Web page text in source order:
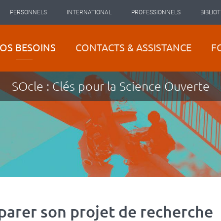
PERSONNELS INTERNATIONAL PROFESSIONNELS
BESOINS CONTACTS & ASSISTANCE
SOcle : Clés pour la Science Ouverte
son projet de recherche